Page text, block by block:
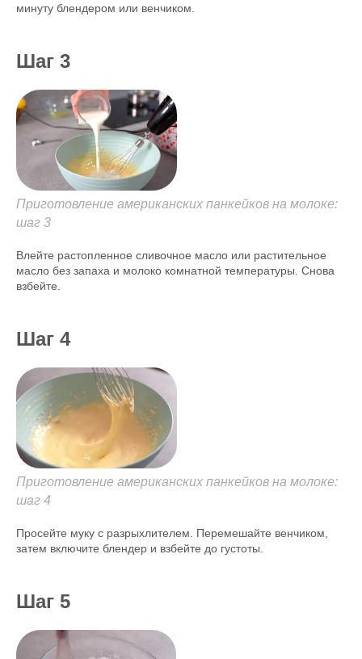
минуту блендером или венчиком.
Шаг 3
Приготовление американских панкейков на молоке:
шаг 3
Влейте растопленное сливочное масло или растительное
масло без запаха и молоко комнатной температуры. Снова
взбейте.
Шаг 4
Приготовление американских панкейков на молоке:
шаг 4
Просейте муку с разрыхлителем. Перемешайте венчиком,
затем включите блендер и взбейте до густоты.
Шаг 5